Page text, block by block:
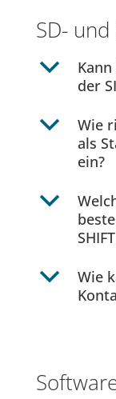
SD-
b
der
b
Wie
als
ein?
b
b
Wie